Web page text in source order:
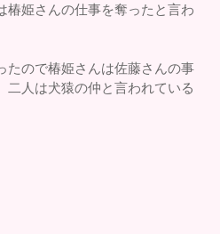
椿姫さんの仕事を奪ったと言わ
たので椿姫さんは佐藤さんの事
二人は犬猿の仲と言われている